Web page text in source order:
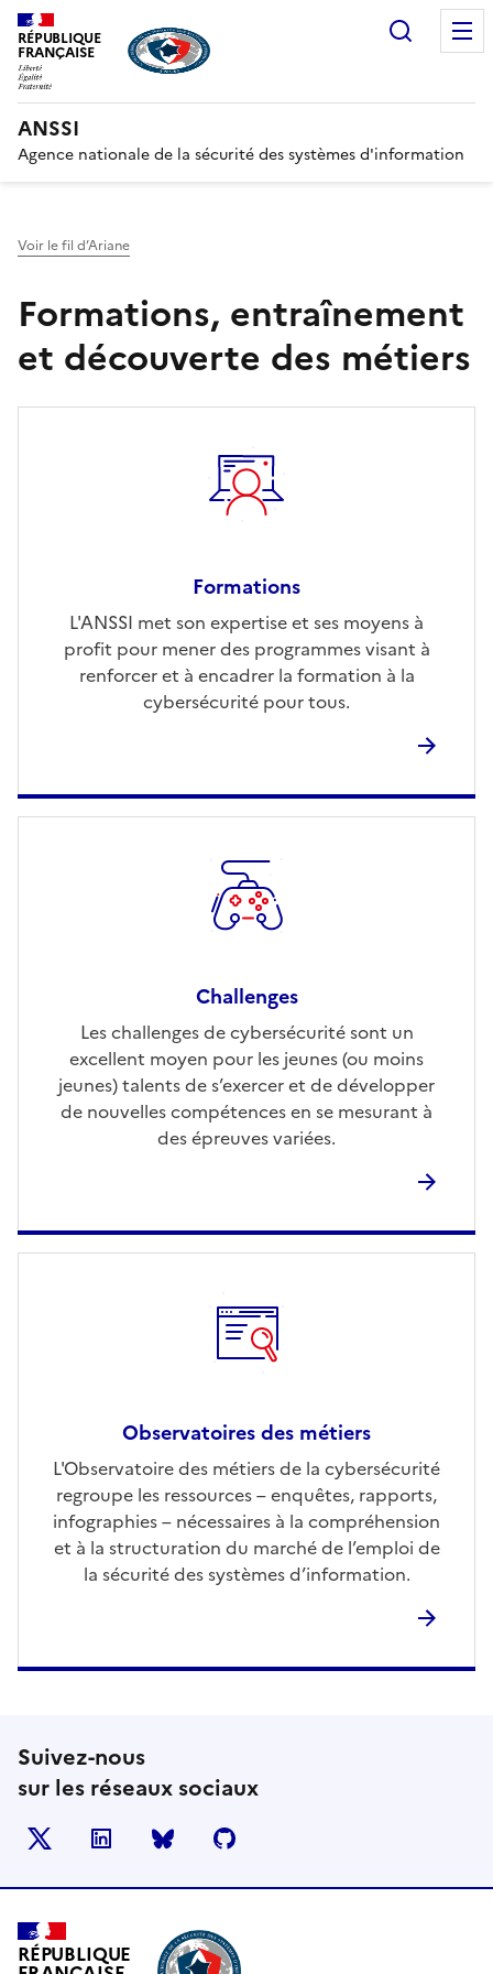
RÉPUBLIQUE
FRANÇAISE
ANSSI
Agence nationale de la sécurité des systèmes d'information
Voir le fil d’Ariane
Formations, entraînement
et découverte des métiers
Formations
L'ANSSI met son expertise et ses moyens à
profit pour mener des programmes visant à
renforcer et à encadrer la formation à la
cybersécurité pour tous.
Challenges
Les challenges de cybersécurité sont un
excellent moyen pour les jeunes (ou moins
jeunes) talents de s’exercer et de développer
de nouvelles compétences en se mesurant à
des épreuves variées.
Observatoires des métiers
L'Observatoire des métiers de la cybersécurité
regroupe les ressources – enquêtes, rapports,
infographies – nécessaires à la compréhension
et à la structuration du marché de l’emploi de
la sécurité des systèmes d’information.
Suivez-nous
sur les réseaux sociaux
LinkedIn BlueSky
RÉPUBLIQUE